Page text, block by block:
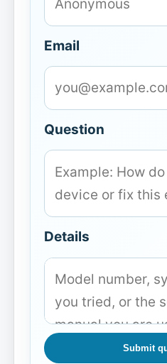
Email
Question
Details
Submit